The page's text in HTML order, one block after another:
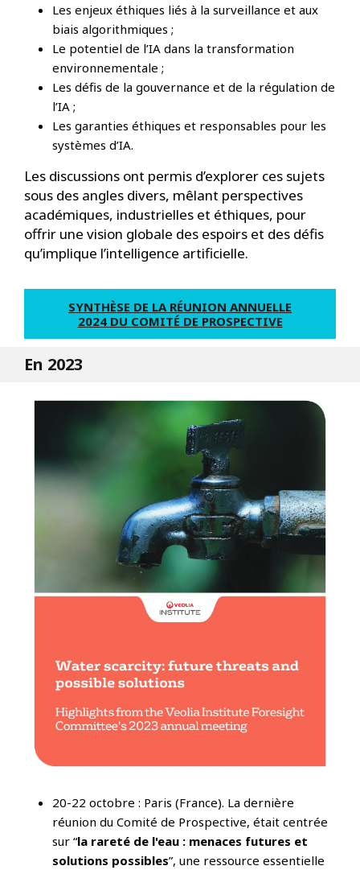
Les enjeux éthiques liés à la surveillance et aux
biais algorithmiques ;
Le potentiel de l’IA dans la transformation
environnementale ;
Les défis de la gouvernance et de la régulation de
l’IA ;
Les garanties éthiques et responsables pour les
systèmes d’IA.
Les discussions ont permis d’explorer ces sujets
sous des angles divers, mêlant perspectives
académiques, industrielles et éthiques, pour
offrir une vision globale des espoirs et des défis
qu’implique l’intelligence artificielle.
SYNTHÈSE DE LA RÉUNION ANNUELLE
2024 DU COMITÉ DE PROSPECTIVE
En 2023
20-22 octobre : Paris (France). La dernière
réunion du Comité de Prospective, était centrée
sur “la rareté de l'eau : menaces futures et
solutions possibles”, une ressource essentielle